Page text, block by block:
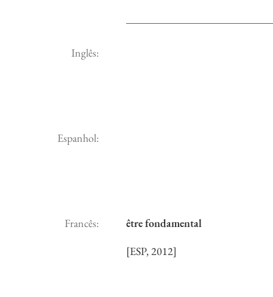
Inglês:
Espanhol:
Francês:
être fondamental
[ESP, 2012]